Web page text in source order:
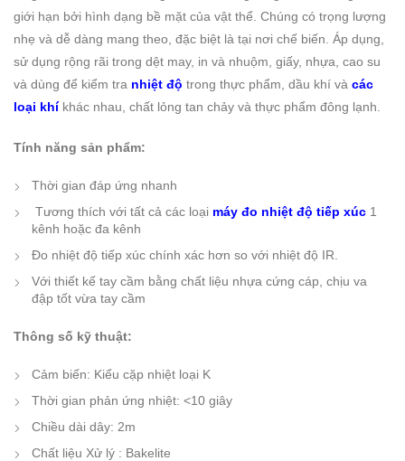
giới hạn bởi hình dạng bề mặt của vật thể. Chúng có trọng lượng
nhẹ và dễ dàng mang theo, đặc biệt là tại nơi chế biến. Áp dụng,
sử dụng rộng rãi trong dệt may, in và nhuộm, giấy, nhựa, cao su
và dùng để kiểm tra nhiệt độ trong thực phẩm, dầu khí và các
loại khí khác nhau, chất lỏng tan chảy và thực phẩm đông lạnh.
Tính năng sản phẩm:
Thời gian đáp ứng nhanh
Tương thích với tất cả các loại máy đo nhiệt độ tiếp xúc 1
kênh hoặc đa kênh
Đo nhiệt độ tiếp xúc chính xác hơn so với nhiệt độ IR.
Với thiết kế tay cầm bằng chất liệu nhựa cứng cáp, chịu va
đập tốt vừa tay cầm
Thông số kỹ thuật:
Cảm biến: Kiểu cặp nhiệt loại K
Thời gian phản ứng nhiệt: <10 giây
Chiều dài dây: 2m
Chất liệu Xử lý : Bakelite